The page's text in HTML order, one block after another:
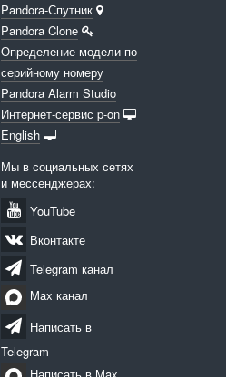
Pandora-Спутник
Pandora Clone
Определение модели по
серийному номеру
Pandora Alarm Studio
Интернет-сервис p-on
English
Мы в социальных сетях
и мессенджерах:
YouTube
Вконтакте
Telegram канал
Max канал
Написать в
Telegram